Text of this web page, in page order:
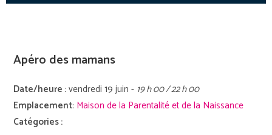
Apéro des mamans
Date/heure :vendredi 19 juin - 19 h 00 / 22 h 00
Emplacement: Maison de la Parentalité et de la Naissance
Catégories :